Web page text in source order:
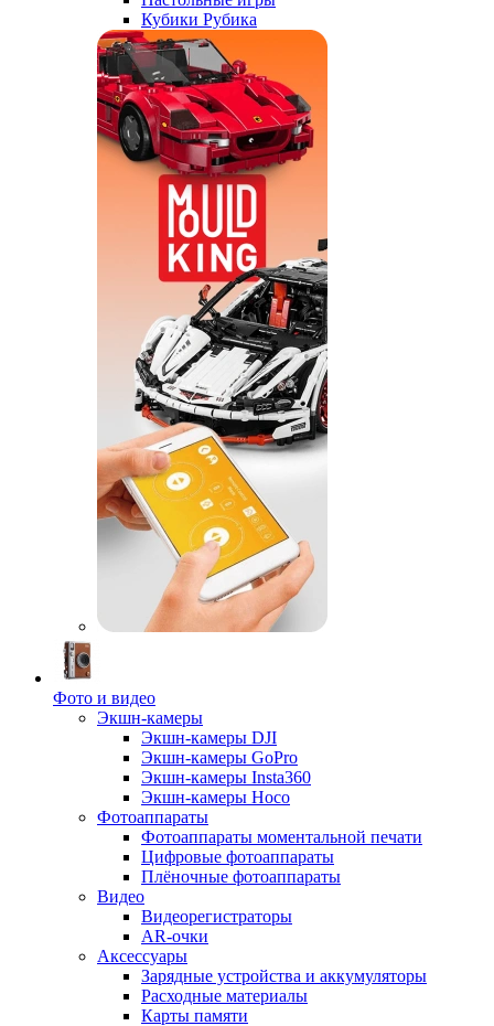
Кубики Рубика
Фото и видео
Экшн-камеры
Экшн-камеры DJI
Экшн-камеры GoPro
Экшн-камеры Insta360
Экшн-камеры Hoco
Фотоаппараты
Фотоаппараты моментальной печати
Цифровые фотоаппараты
Плёночные фотоаппараты
Видео
Видеорегистраторы
AR-очки
Аксессуары
Зарядные устройства и аккумуляторы
Расходные материалы
Карты памяти